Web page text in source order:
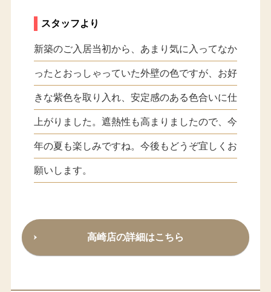
スタッフより
新築のご入居当初から、あまり気に入ってなか
ったとおっしゃっていた外壁の色ですが、お好
きな紫色を取り入れ、安定感のある色合いに仕
上がりました。遮熱性も高まりましたので、今
年の夏も楽しみですね。今後もどうぞ宜しくお
願いします。
高崎店の詳細はこちら